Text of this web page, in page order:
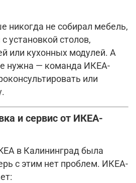
никогда не собирал мебель,
установкой столов,
или кухонных модулей. А
нужна — команда ИКЕА-
или
и сервис от ИКЕА-
в Калининград была
с этим нет проблем. ИКЕА-